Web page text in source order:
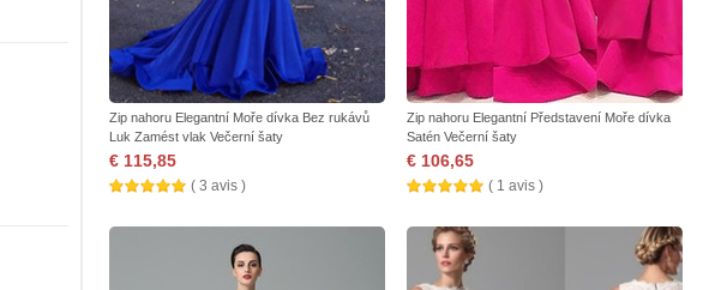
Zip nahoru Elegantní Moře dívka Bez rukávů
Luk Zamést vlak Večerní šaty
€ 115,85
( 3 avis )
Zip nahoru Elegantní Představení Moře dívka
Satén Večerní šaty
€ 106,65
( 1 avis )